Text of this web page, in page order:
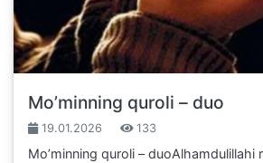
Mo’minning quroli – duo
19.01.2026 133
Mo’minning quroli – duoAlhamdulillahi